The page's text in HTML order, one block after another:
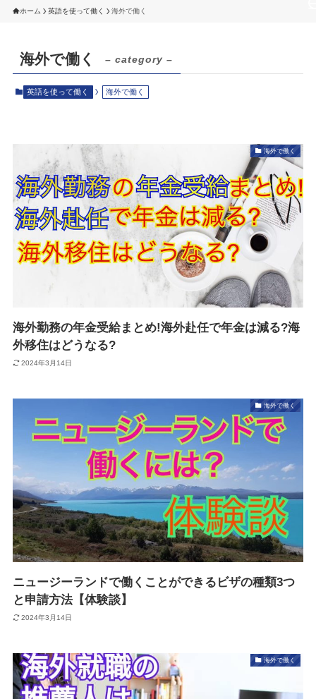
ホーム 英語を使って働く 海外で働く
海外で働く – category –
英語を使って働く 海外で働く
海外で働く
海外勤務の年金受給まとめ!海外赴任で年金は減る?海
外移住はどうなる?
2024年3月14日
海外で働く
ニュージーランドで働くことができるビザの種類3つ
と申請方法【体験談】
2024年3月14日
海外で働く